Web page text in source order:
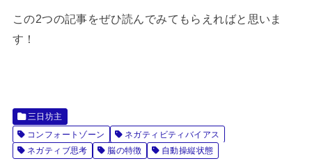
この2つの記事をぜひ読んでみてもらえればと思いま
す！
三日坊主
コンフォートゾーン
ネガティビティバイアス
ネガティブ思考
脳の特徴 自動操縦状態